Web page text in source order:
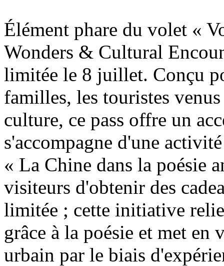
Élément phare du volet «
Wonders & Cultural
limitée le 8 juillet. Conçu
familles, les touristes
culture, ce pass offre un
s'accompagne d'une
« La Chine dans la poésie
visiteurs d'obtenir des
limitée ; cette initiative
grâce à la poésie et met
urbain par le biais